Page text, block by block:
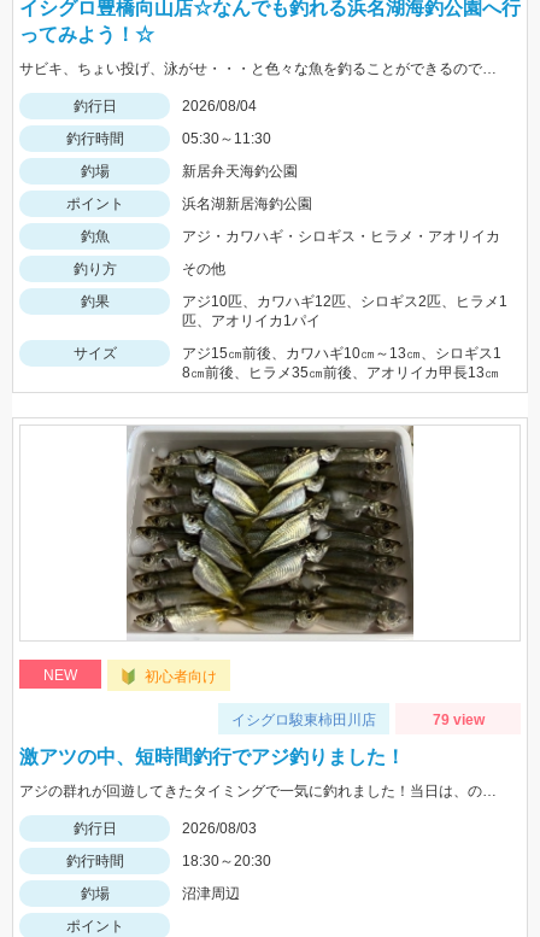
イシグロ豊橋向山店☆なんでも釣れる浜名湖海釣公園へ行
ってみよう！☆
サビキ、ちょい投げ、泳がせ・・・と色々な魚を釣ることができるので仕掛けも何種類か用意していけば楽しむことができますよ！
釣行日
2026/08/04
釣行時間
05:30～11:30
釣場
新居弁天海釣公園
ポイント
浜名湖新居海釣公園
釣魚
アジ・カワハギ・シロギス・ヒラメ・アオリイカ
釣り方
その他
釣果
アジ10匹、カワハギ12匹、シロギス2匹、ヒラメ1
匹、アオリイカ1パイ
サイズ
アジ15㎝前後、カワハギ10㎝～13㎝、シロギス1
8㎝前後、ヒラメ35㎝前後、アオリイカ甲長13㎝
NEW 初心者向け
イシグロ駿東柿田川店 79 view
激アツの中、短時間釣行でアジ釣りました！
アジの群れが回遊してきたタイミングで一気に釣れました！当日は、のべ竿と豆アジマッチ・スピード餌つけ器仕掛・生アミエビなどを使用しました。
釣行日
2026/08/03
釣行時間
18:30～20:30
釣場
沼津周辺
ポイント